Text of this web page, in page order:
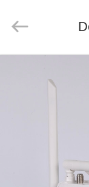
Co.,
Reserved.